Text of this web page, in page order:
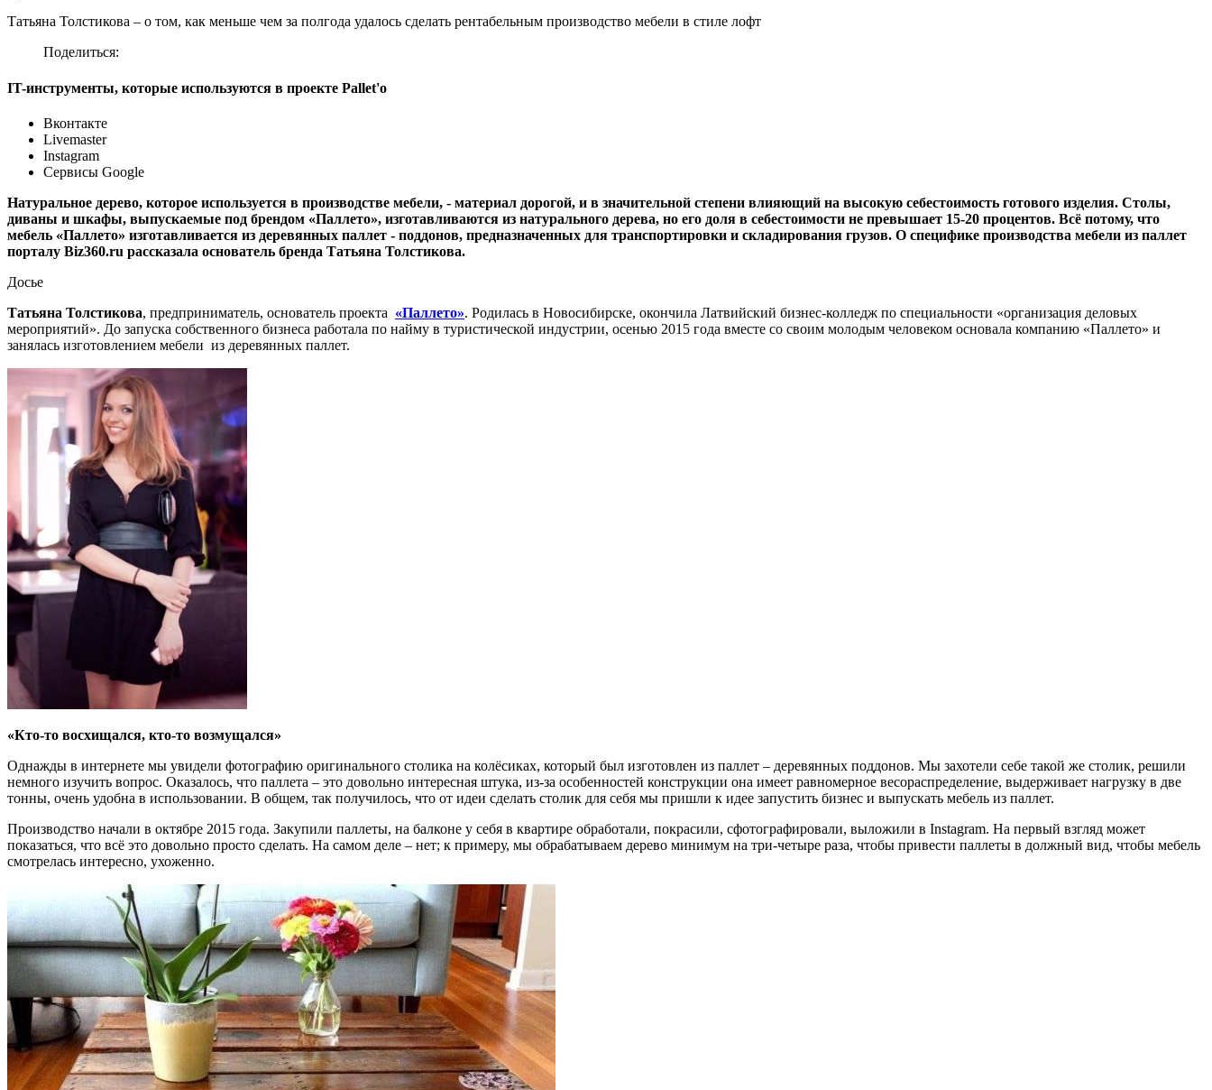
Татьяна Толстикова – о том, как меньше чем за полгода удалось сделать рентабельным производство мебели в стиле лофт
Поделиться:
IT-инструменты, которые используются в проекте Pallet'o
Вконтакте
Livemaster
Instagram
Сервисы Google
Натуральное дерево, которое используется в производстве мебели, - материал дорогой, и в значительной степени влияющий на высокую себестоимость готового изделия. Столы,
диваны и шкафы, выпускаемые под брендом «Паллето», изготавливаются из натурального дерева, но его доля в себестоимости не превышает 15-20 процентов. Всё потому, что
мебель «Паллето» изготавливается из деревянных паллет - поддонов, предназначенных для транспортировки и складирования грузов. О специфике производства мебели из паллет
порталу Biz360.ru рассказала основатель бренда Татьяна Толстикова.
Досье
Татьяна Толстикова, предприниматель, основатель проекта «Паллето». Родилась в Новосибирске, окончила Латвийский бизнес-колледж по специальности «организация деловых
мероприятий». До запуска собственного бизнеса работала по найму в туристической индустрии, осенью 2015 года вместе со своим молодым человеком основала компанию «Паллето» и
занялась изготовлением мебели из деревянных паллет.
«Кто-то восхищался, кто-то возмущался»
Однажды в интернете мы увидели фотографию оригинального столика на колёсиках, который был изготовлен из паллет – деревянных поддонов. Мы захотели себе такой же столик, решили
немного изучить вопрос. Оказалось, что паллета – это довольно интересная штука, из-за особенностей конструкции она имеет равномерное весораспределение, выдерживает нагрузку в две
тонны, очень удобна в использовании. В общем, так получилось, что от идеи сделать столик для себя мы пришли к идее запустить бизнес и выпускать мебель из паллет.
Производство начали в октябре 2015 года. Закупили паллеты, на балконе у себя в квартире обработали, покрасили, сфотографировали, выложили в Instagram. На первый взгляд может
показаться, что всё это довольно просто сделать. На самом деле – нет; к примеру, мы обрабатываем дерево минимум на три-четыре раза, чтобы привести паллеты в должный вид, чтобы мебель
смотрелась интересно, ухоженно.